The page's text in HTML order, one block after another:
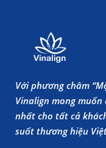
Với phương châm
Vinalign mong
nhất cho tất cả
suốt thương hiệu